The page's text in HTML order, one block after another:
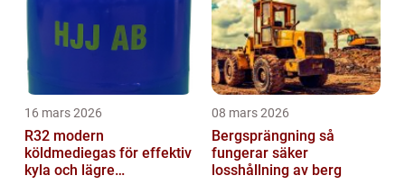
16 mars 2026
R32 modern
köldmediegas för effektiv
kyla och lägre
08 mars 2026
Bergsprängning så
fungerar säker
losshållning av berg